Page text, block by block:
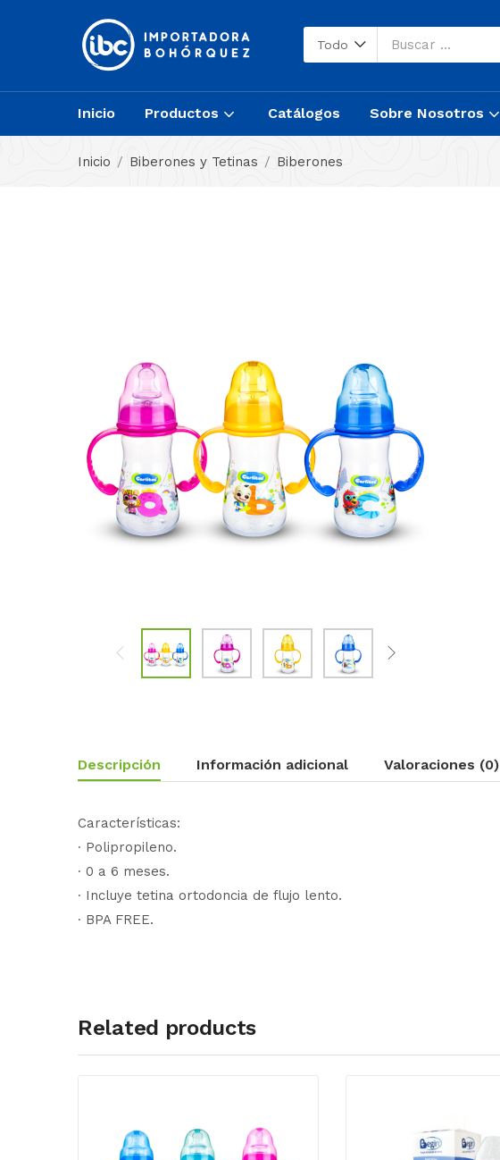
Todo
Inicio Productos Catálogos Sobre Nosotros
Inicio Biberones y Tetinas Biberones
Descripción Información adicional Valoraciones (0)
Características:
∙ Polipropileno.
∙ 0 a 6 meses.
∙ Incluye tetina ortodoncia de flujo lento.
∙ BPA FREE.
Related products